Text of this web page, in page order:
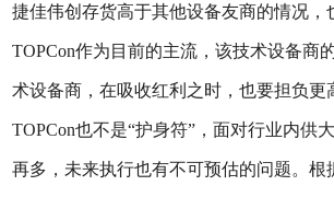
捷佳伟创存货高于其他设备友商的情况，
TOPCon作为目前的主流，该技术设备商
术设备商，在吸收红利之时，也要担负更
TOPCon也不是“护身符”，面对行业内供
再多，未来执行也有不可预估的问题。根